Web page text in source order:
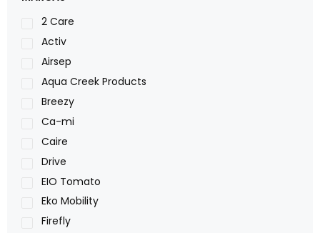
2 Care
Activ
Airsep
Aqua Creek Products
Breezy
Ca-mi
Caire
Drive
EIO Tomato
Eko Mobility
Firefly